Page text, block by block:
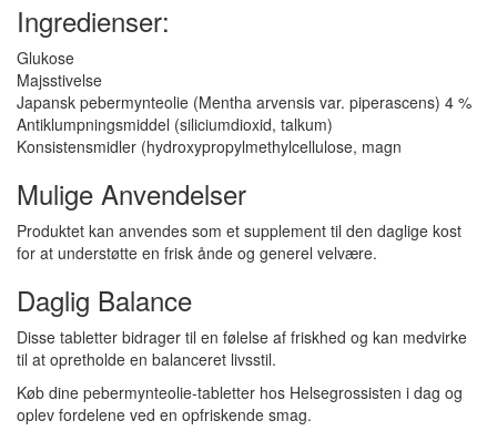
Ingredienser:
Glukose
Majsstivelse
Japansk pebermynteolie (Mentha arvensis var. piperascens) 4 %
Antiklumpningsmiddel (siliciumdioxid, talkum)
Konsistensmidler (hydroxypropylmethylcellulose, magn
Mulige Anvendelser
Produktet kan anvendes som et supplement til den daglige kost
for at understøtte en frisk ånde og generel velvære.
Daglig Balance
Disse tabletter bidrager til en følelse af friskhed og kan medvirke
til at opretholde en balanceret livsstil.
Køb dine pebermynteolie-tabletter hos Helsegrossisten i dag og
oplev fordelene ved en opfriskende smag.